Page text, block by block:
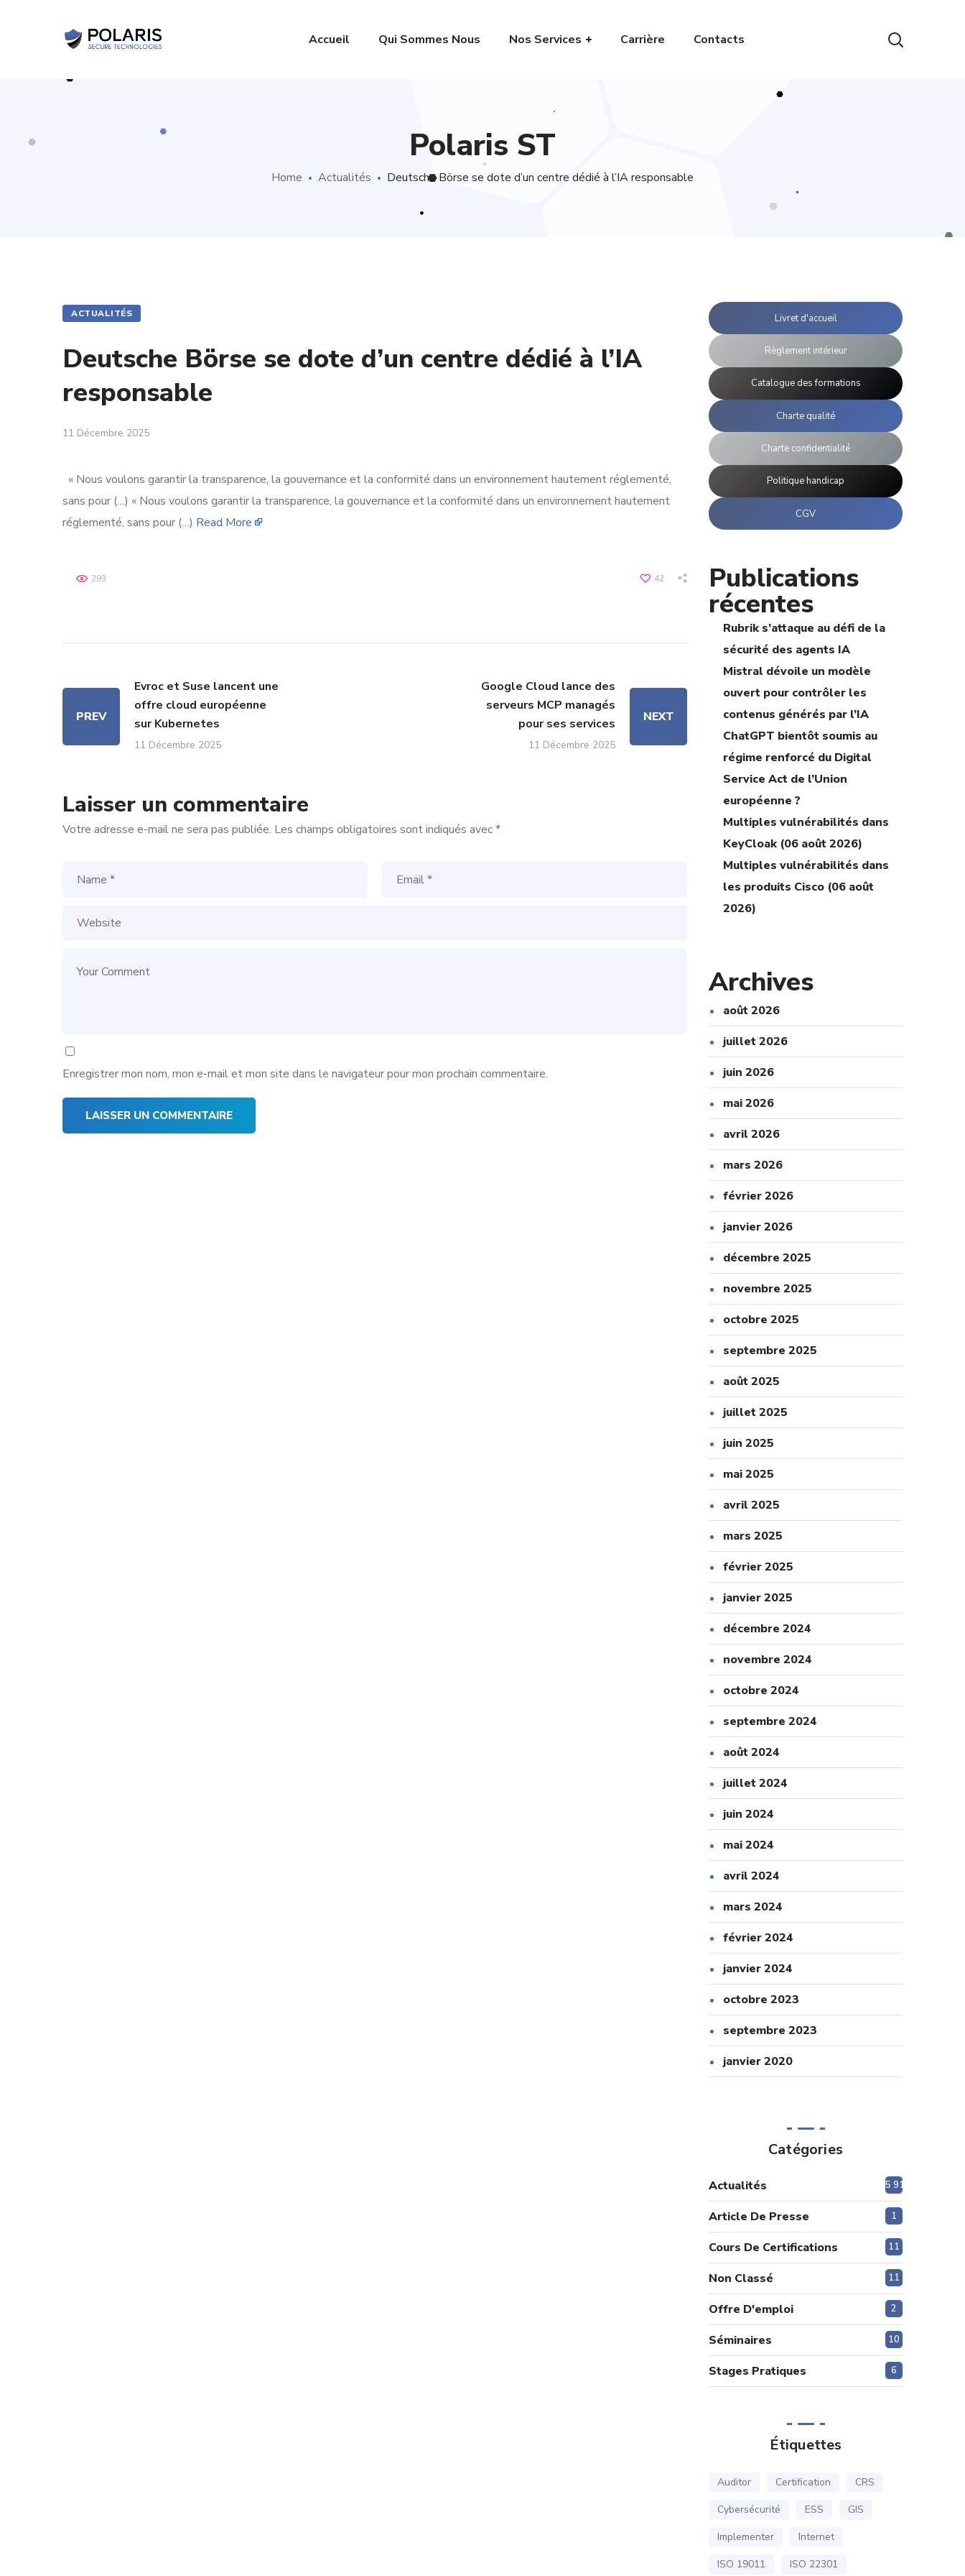
Accueil Qui Sommes Nous Nos Services Carrière Contacts
Polaris ST
Home Actualités Deutsche Börse se dote d’un centre dédié à l’IA responsable
ACTUALITÉS
Deutsche Börse se dote d’un centre dédié à l’IA
responsable
11 Décembre 2025
« Nous voulons garantir la transparence, la gouvernance et la conformité dans un environnement hautement réglementé,
sans pour (…) « Nous voulons garantir la transparence, la gouvernance et la conformité dans un environnement hautement
réglementé, sans pour (…) Read More
42
293
PREV
Evroc et Suse lancent une
offre cloud européenne
sur Kubernetes
11 Décembre 2025
Google Cloud lance des
serveurs MCP managés
pour ses services
11 Décembre 2025
NEXT
Laisser un commentaire
Votre adresse e-mail ne sera pas publiée. Les champs obligatoires sont indiqués avec*
Enregistrer mon nom, mon e-mail et mon site dans le navigateur pour mon prochain commentaire.
Livret d'accueil
Règlement intérieur
Catalogue des formations
Charte qualité
Charte confidentialité
Politique handicap
CGV
Publications
récentes
Rubrik s’attaque au défi de la
sécurité des agents IA
Mistral dévoile un modèle
ouvert pour contrôler les
contenus générés par l’IA
ChatGPT bientôt soumis au
régime renforcé du Digital
Service Act de l’Union
européenne ?
Multiples vulnérabilités dans
KeyCloak (06 août 2026)
Multiples vulnérabilités dans
les produits Cisco (06 août
2026)
Archives
août 2026
juillet 2026
juin 2026
mai 2026
avril 2026
mars 2026
février 2026
janvier 2026
décembre 2025
novembre 2025
octobre 2025
septembre 2025
août 2025
juillet 2025
juin 2025
mai 2025
avril 2025
mars 2025
février 2025
janvier 2025
décembre 2024
novembre 2024
octobre 2024
septembre 2024
août 2024
juillet 2024
juin 2024
mai 2024
avril 2024
mars 2024
février 2024
janvier 2024
octobre 2023
septembre 2023
janvier 2020
Catégories
Actualités 5 915
Article De Presse 1
Cours De Certifications 11
Non Classé 11
Offre D'emploi 2
Séminaires 10
Stages Pratiques 6
Étiquettes
Auditor Certification
CRS
Cybersécurité
ESS
GIS
Implementer
Internet
ISO 19011
ISO 22301